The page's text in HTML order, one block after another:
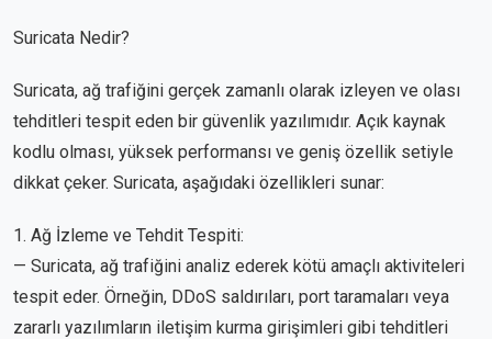
Suricata Nedir?
Suricata, ağ trafiğini gerçek zamanlı olarak izleyen ve olası
tehditleri tespit eden bir güvenlik yazılımıdır. Açık kaynak
kodlu olması, yüksek performansı ve geniş özellik setiyle
dikkat çeker. Suricata, aşağıdaki özellikleri sunar:
1. Ağ İzleme ve Tehdit Tespiti:
— Suricata, ağ trafiğini analiz ederek kötü amaçlı aktiviteleri
tespit eder. Örneğin, DDoS saldırıları, port taramaları veya
zararlı yazılımların iletişim kurma girişimleri gibi tehditleri